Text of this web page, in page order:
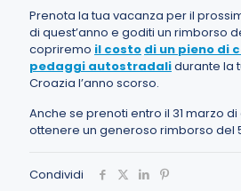
Prenota la tua vacanza per il
di quest’anno e goditi un rimborso
copriremo il costo di un pieno di
pedaggi autostradalidurante la
Croazia l’anno scorso.
Anche se prenoti entro il 31 marzo di
ottenere un generoso rimborso del
Condividi